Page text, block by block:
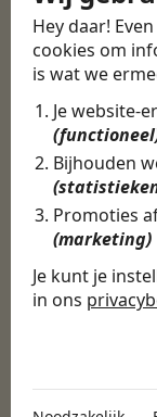
Hey daar!
cookies om
is wat we
Je website-
Bijhouden
Promoties
(marketing)
Je kunt je
in ons
Noodzakelijk